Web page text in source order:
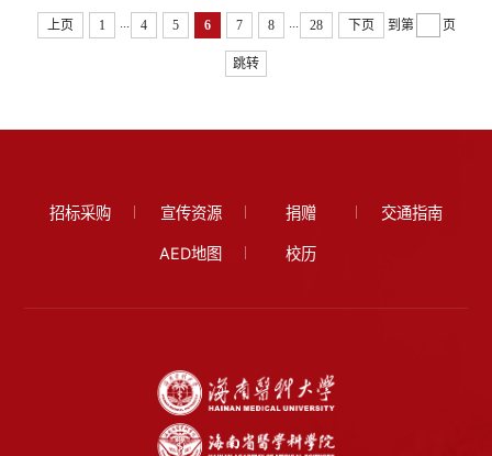
上页 1 ... 4 5 6 7 8 ... 28 下页 到第 页
跳转
招标采购 宣传资源 捐赠 交通指南
AED地图 校历